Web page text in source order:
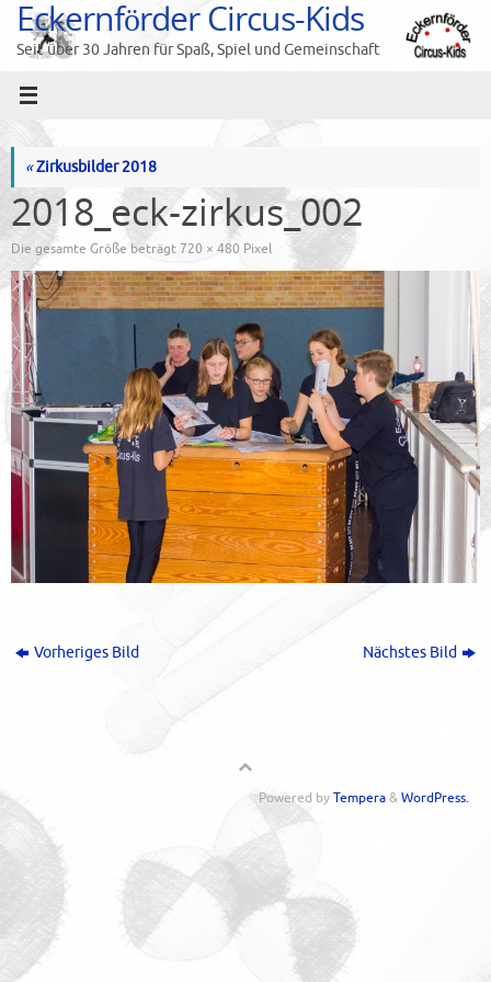
Zum
Inhalt
springen
Eckernförder Circus-Kids
Seit über 30 Jahren für Spaß, Spiel und Gemeinschaft
«Zirkusbilder 2018
2018_eck-zirkus_002
Die gesamte Größe beträgt720 × 480 Pixel
Vorheriges Bild Nächstes Bild
Powered byTempera&WordPress.